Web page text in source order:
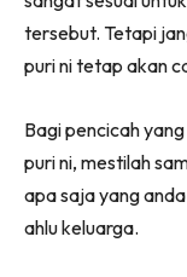
tersebut. Tetapi
puri ni tetap akan
Bagi pencicah
puri ni, mestilah
apa saja yang
ahlu keluarga.